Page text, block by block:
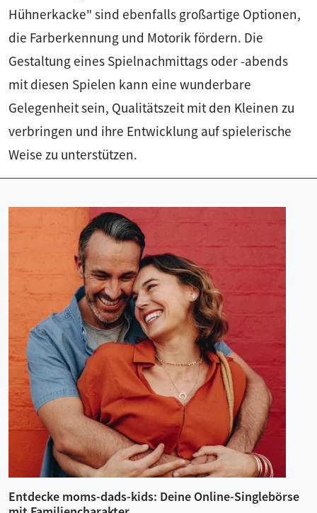
Hühnerkacke" sind ebenfalls großartige Optionen,
die Farberkennung und Motorik fördern. Die
Gestaltung eines Spielnachmittags oder -abends
mit diesen Spielen kann eine wunderbare
Gelegenheit sein, Qualitätszeit mit den Kleinen zu
verbringen und ihre Entwicklung auf spielerische
Weise zu unterstützen.
Entdecke moms-dads-kids: Deine Online-Singlebörse